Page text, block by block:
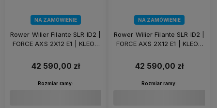
NA ZAMÓWIENIE
Rower Wilier Filante SLR ID2 |
FORCE AXS 2X12 E1 | KLEOS
42 590,00 zł
Rozmiar ramy:
NA ZAMÓWIENIE
Rower Wilier Filante SLR ID2 |
FORCE AXS 2X12 E1 | KLEOS
42 590,00 zł
Rozmiar ramy: